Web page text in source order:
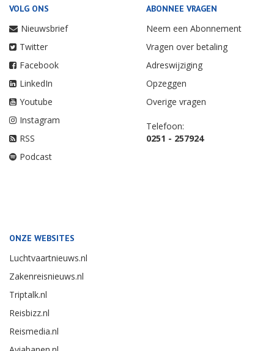
VOLG ONS
Nieuwsbrief
Twitter
Facebook
LinkedIn
Youtube
Instagram
RSS
Podcast
ABONNEE VRAGEN
Neem een Abonnement
Vragen over betaling
Adreswijziging
Opzeggen
Overige vragen
Telefoon:
0251 - 257924
ONZE WEBSITES
Luchtvaartnieuws.nl
Zakenreisnieuws.nl
Triptalk.nl
Reisbizz.nl
Reismedia.nl